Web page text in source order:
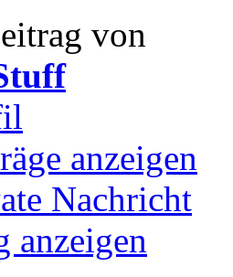
von
anzeigen
Nachricht
anzeigen